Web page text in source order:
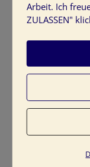
Schreibe
Arbeit. Ich
ZULASSEN"